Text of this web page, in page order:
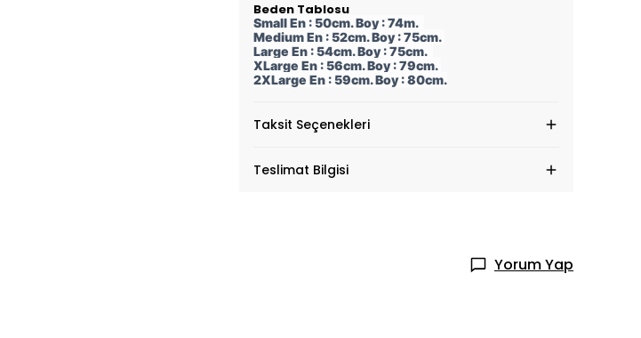
Beden Tablosu
Small En : 50cm. Boy : 74m.
Medium En : 52cm. Boy : 75cm.
Large En : 54cm. Boy : 75cm.
XLarge En : 56cm. Boy : 79cm.
2XLarge En : 59cm. Boy : 80cm.
Taksit Seçenekleri
Teslimat Bilgisi
Yorum Yap